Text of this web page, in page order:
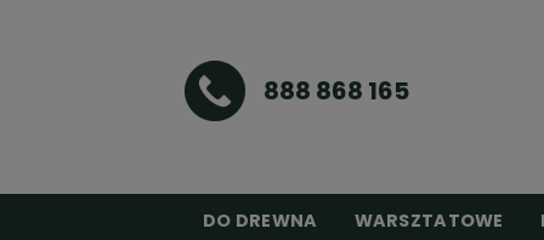
888 868 165
DO DREWNA WARSZTATOWE